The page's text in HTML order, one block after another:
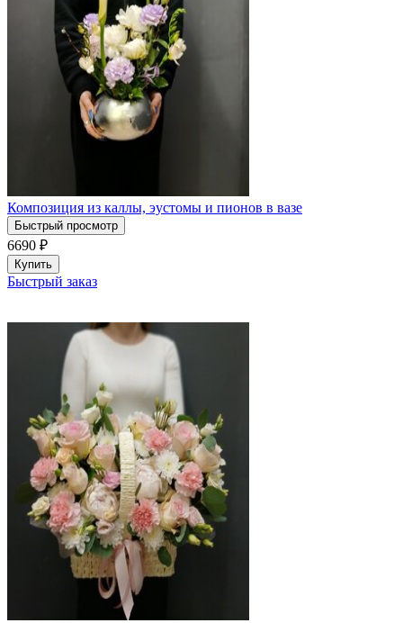
Композиция из каллы, эустомы и пионов в вазе
Быстрый просмотр
6690 ₽
Купить
Быстрый заказ